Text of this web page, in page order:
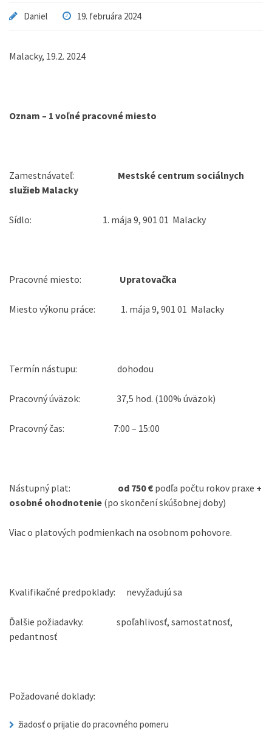
Daniel 19. februára 2024
Malacky, 19.2. 2024
Oznam – 1 voľné pracovné miesto
Zamestnávateľ: Mestské centrum sociálnych
služieb Malacky
Sídlo: 1. mája 9, 901 01 Malacky
Pracovné miesto: Upratovačka
Miesto výkonu práce: 1. mája 9, 901 01 Malacky
Termín nástupu: dohodou
Pracovný úväzok: 37,5 hod. (100% úväzok)
Pracovný čas: 7:00 – 15:00
Nástupný plat: od 750 € podľa počtu rokov praxe +
osobné ohodnotenie (po skončení skúšobnej doby)
Viac o platových podmienkach na osobnom pohovore.
Kvalifikačné predpoklady: nevyžadujú sa
Ďalšie požiadavky: spoľahlivosť, samostatnosť,
pedantnosť
Požadované doklady:
žiadosť o prijatie do pracovného pomeru